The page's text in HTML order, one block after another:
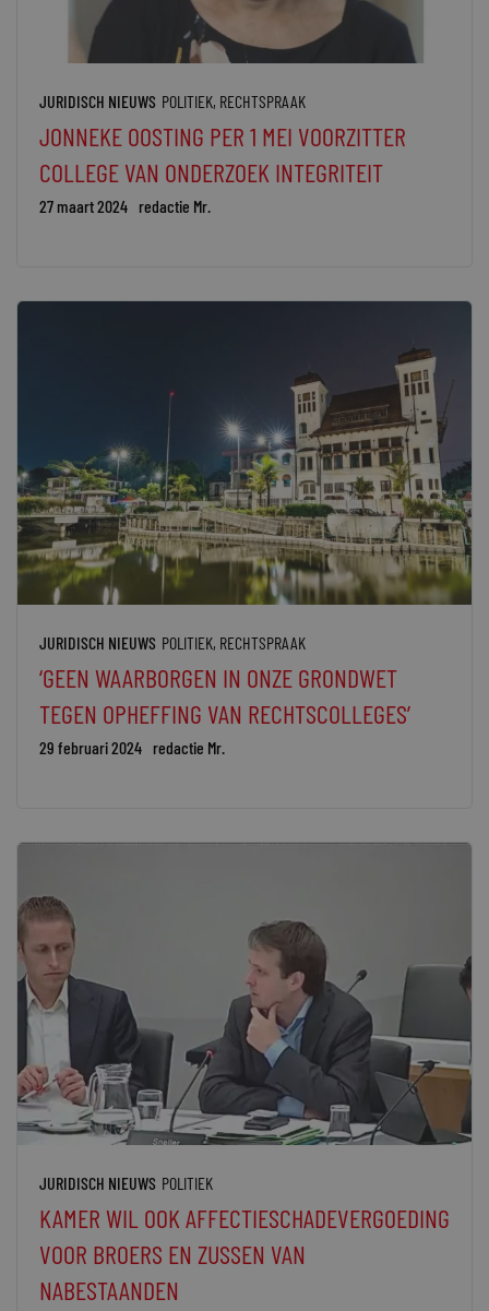
JURIDISCH NIEUWS POLITIEK, RECHTSPRAAK
JONNEKE OOSTING PER 1 MEI VOORZITTER
COLLEGE VAN ONDERZOEK INTEGRITEIT
27 maart 2024 redactie Mr.
JURIDISCH NIEUWS POLITIEK, RECHTSPRAAK
‘GEEN WAARBORGEN IN ONZE GRONDWET
TEGEN OPHEFFING VAN RECHTSCOLLEGES’
29 februari 2024 redactie Mr.
JURIDISCH NIEUWS POLITIEK
KAMER WIL OOK AFFECTIESCHADEVERGOEDING
VOOR BROERS EN ZUSSEN VAN
NABESTAANDEN